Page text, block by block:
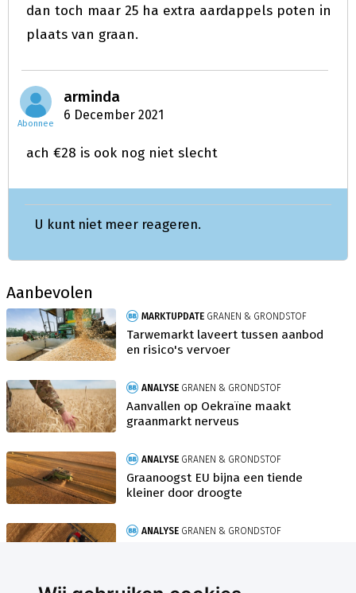
dan toch maar 25 ha extra aardappels poten in
plaats van graan.
Abonnee
arminda
6 December 2021
ach €28 is ook nog niet slecht
U kunt niet meer reageren.
Aanbevolen
MARKTUPDATE GRANEN & GRONDSTOF
Tarwemarkt laveert tussen aanbod
en risico's vervoer
ANALYSE GRANEN & GRONDSTOF
Aanvallen op Oekraïne maakt
graanmarkt nerveus
ANALYSE GRANEN & GRONDSTOF
Graanoogst EU bijna een tiende
kleiner door droogte
ANALYSE GRANEN & GRONDSTOF